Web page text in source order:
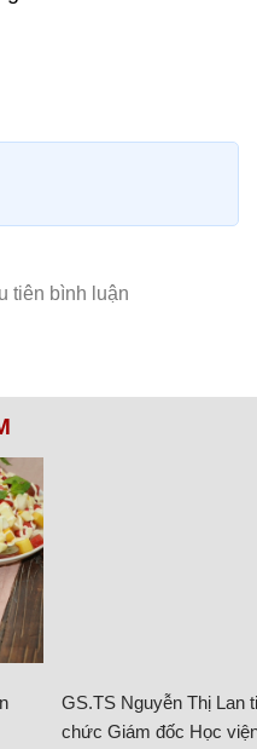
GS.TS Nguyễn Thị Lan
chức Giám đốc Học